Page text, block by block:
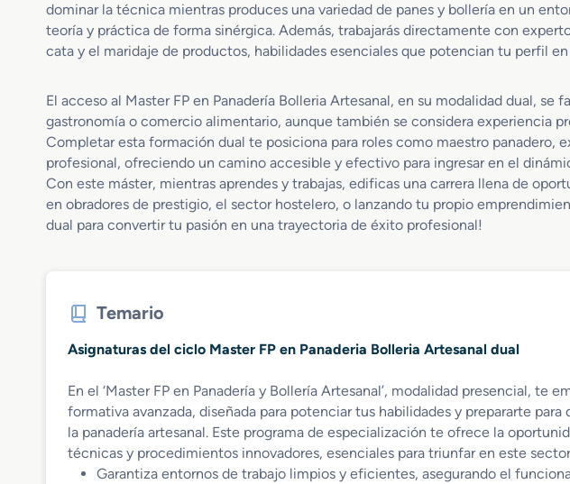
dominar la técnica mientras produces una variedad de panes y bollería en un
teoría y práctica de forma sinérgica. Además, trabajarás directamente con
cata y el maridaje de productos, habilidades esenciales que potencian tu perfil
El acceso al Master FP en Panadería Bolleria Artesanal, en su modalidad dual, se
gastronomía o comercio alimentario, aunque también se considera experiencia
Completar esta formación dual te posiciona para roles como maestro panadero,
profesional, ofreciendo un camino accesible y efectivo para ingresar en el
Con este máster, mientras aprendes y trabajas, edificas una carrera llena de
en obradores de prestigio, el sector hostelero, o lanzando tu propio
dual para convertir tu pasión en una trayectoria de éxito profesional!
Temario
Asignaturas del ciclo Master FP en Panaderia Bolleria Artesanal dual
En el ‘Master FP en Panadería y Bollería Artesanal’, modalidad presencial, te
formativa avanzada, diseñada para potenciar tus habilidades y prepararte
la panadería artesanal. Este programa de especialización te ofrece la
técnicas y procedimientos innovadores, esenciales para triunfar en este
Garantiza entornos de trabajo limpios y eficientes, asegurando el